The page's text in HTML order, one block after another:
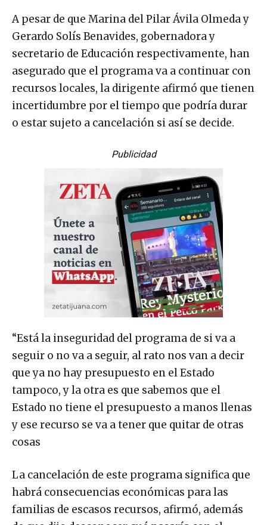
A pesar de que Marina del Pilar Ávila Olmeda y
Gerardo Solís Benavides, gobernadora y
secretario de Educación respectivamente, han
asegurado que el programa va a continuar con
recursos locales, la dirigente afirmó que tienen
incertidumbre por el tiempo que podría durar
o estar sujeto a cancelación si así se decide.
Publicidad
“Está la inseguridad del programa de si va a
seguir o no va a seguir, al rato nos van a decir
que ya no hay presupuesto en el Estado
tampoco, y la otra es que sabemos que el
Estado no tiene el presupuesto a manos llenas
y ese recurso se va a tener que quitar de otras
cosas
La cancelación de este programa significa que
habrá consecuencias económicas para las
familias de escasos recursos, afirmó, además